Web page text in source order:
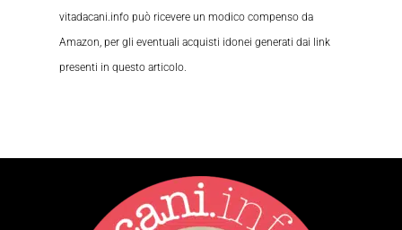
vitadacani.info può ricevere un modico compenso da
Amazon, per gli eventuali acquisti idonei generati dai link
presenti in questo articolo.